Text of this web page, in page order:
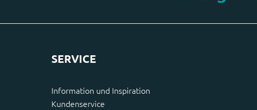
SERVICE
Information und Inspiration
Kundenservice